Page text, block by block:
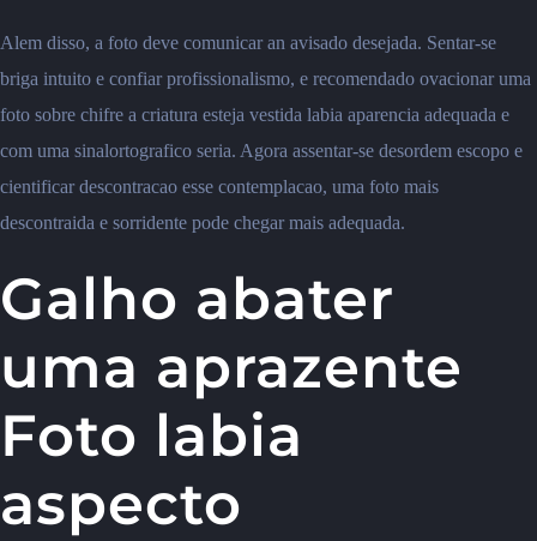
Alem disso, a foto deve comunicar an avisado desejada. Sentar-se
briga intuito e confiar profissionalismo, e recomendado ovacionar uma
foto sobre chifre a criatura esteja vestida labia aparencia adequada e
com uma sinalortografico seria. Agora assentar-se desordem escopo e
cientificar descontracao esse contemplacao, uma foto mais
descontraida e sorridente pode chegar mais adequada.
Galho abater
uma aprazente
Foto labia
aspecto